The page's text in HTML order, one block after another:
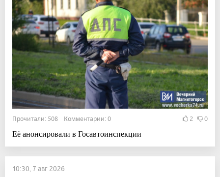
Прочитали: 508 Комментарии: 0 2 0
Её анонсировали в Госавтоинспекции
10:30, 7 авг 2026